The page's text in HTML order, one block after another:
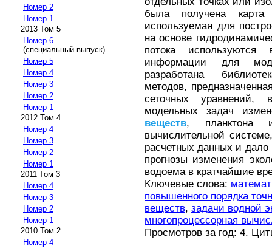
Номер 2
Номер 1
2013 Том 5
Номер 6
(специальный выпуск)
Номер 5
Номер 4
Номер 3
Номер 2
Номер 1
2012 Том 4
Номер 4
Номер 3
Номер 2
Номер 1
2011 Том 3
Номер 4
Номер 3
Номер 2
Номер 1
2010 Том 2
Номер 4
была получена
используемая для
на основе
потока
информации для
разработана
методов,
сеточных уравнений,
модельных задач
веществ, планктона
вычислительной
расчетных данных и дало
прогнозы изменения
водоема в кратчайшие
Ключевые слова:
повышенного порядка
веществ, задачи водной
многопроцессорная
Просмотров за год: 4.